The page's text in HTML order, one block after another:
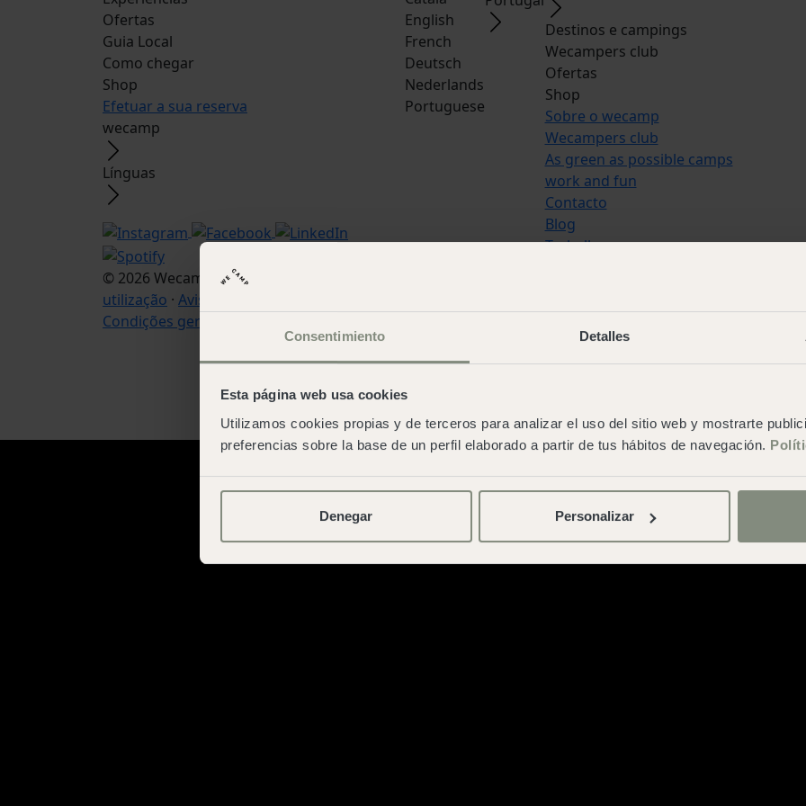
Consentimiento Detalles
Esta página web usa cookies
Utilizamos cookies propias y de terceros para analizar el uso del sitio web y mostrarte
preferencias sobre la base de un perfil elaborado a partir de tus hábitos de navegación.
Denegar Personalizar
Ofertas
Guia Local
Como chegar
Shop
Efetuar a sua reserva
wecamp
Línguas
© 2026 Wecamp –Termos e condições de
utilização · Aviso legal
Condições gerais de contratação
English
French
Deutsch
Nederlands
Portuguese
Destinos e campings
Wecampers club
Ofertas
Shop
Sobre o wecamp
Wecampers club
As green as possible camps
work and fun
Contacto
Blog
Trabalhar connosco
Condições gerais de contratação